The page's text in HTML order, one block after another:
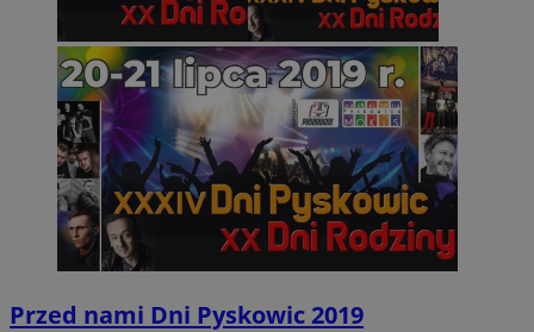
Przed nami Dni Pyskowic 2019